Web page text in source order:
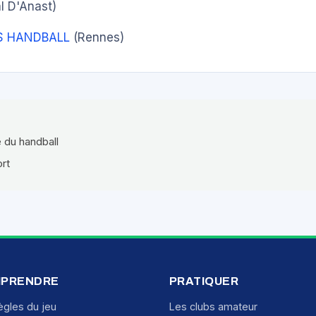
D'Anast)
HANDBALL (Rennes)
handball
du jeu
PRATIQUER
Les clubs amateur